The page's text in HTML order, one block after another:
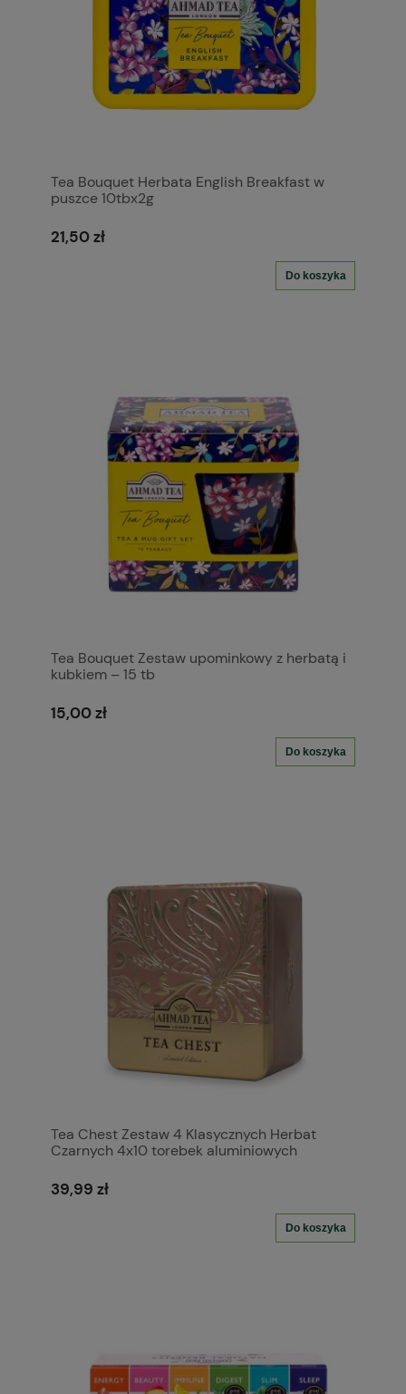
Tea Bouquet Herbata English Breakfast w
puszce 10tbx2g
21,50 zł
Do koszyka
Tea Bouquet Zestaw upominkowy z herbatą i
kubkiem – 15 tb
15,00 zł
Do koszyka
Tea Chest Zestaw 4 Klasycznych Herbat
Czarnych 4x10 torebek aluminiowych
39,99 zł
Do koszyka